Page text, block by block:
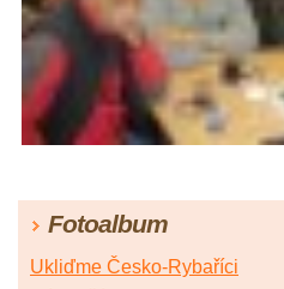
Fotoalbum
Ukliďme Česko-Rybaříci